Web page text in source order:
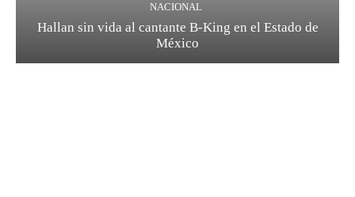
NACIONAL
Hallan sin vida al cantante B-King en el Estado de
México